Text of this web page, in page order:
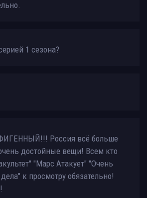
1 сезона?
Россия всё больше
достойные вещи! Всем кто
"Марс Атакует" "Очень
к просмотру обязательно!